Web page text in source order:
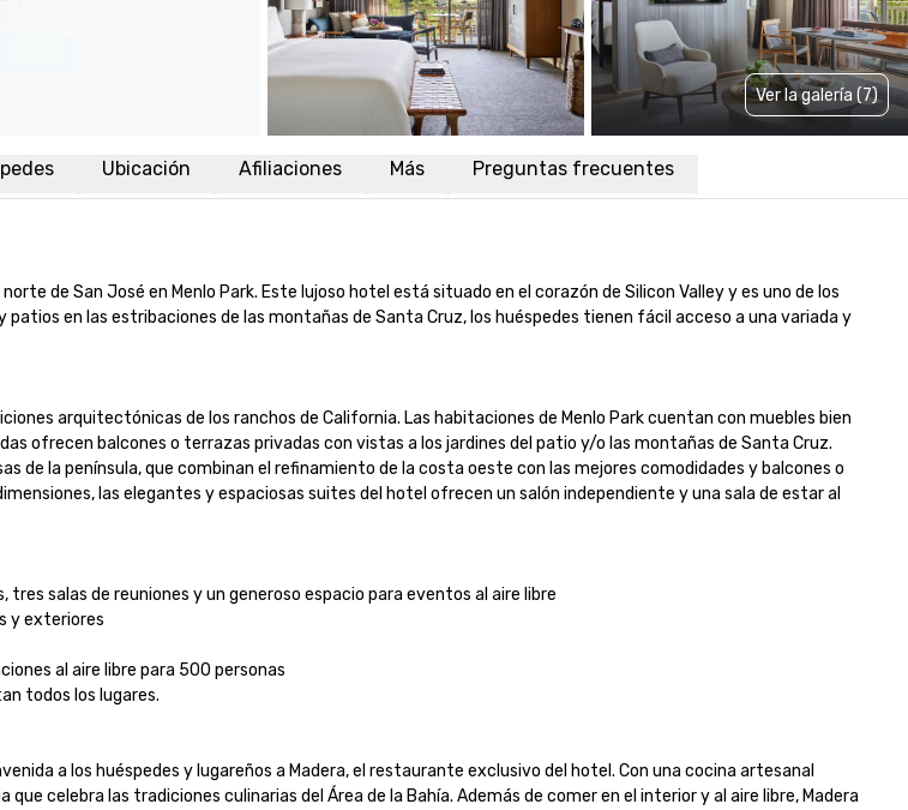
Ver la galería (7)
Ubicación Afiliaciones Más Preguntas frecuentes
de San José en Menlo Park. Este lujoso hotel está situado en el corazón de Silicon Valley y es uno de los
en las estribaciones de las montañas de Santa Cruz, los huéspedes tienen fácil acceso a una variada y
arquitectónicas de los ranchos de California. Las habitaciones de Menlo Park cuentan con muebles bien
ofrecen balcones o terrazas privadas con vistas a los jardines del patio y/o las montañas de Santa Cruz.
de la península, que combinan el refinamiento de la costa oeste con las mejores comodidades y balcones o
las elegantes y espaciosas suites del hotel ofrecen un salón independiente y una sala de estar al
salas de reuniones y un generoso espacio para eventos al aire libre
y exteriores
al aire libre para 500 personas
todos los lugares.
a los huéspedes y lugareños a Madera, el restaurante exclusivo del hotel. Con una cocina artesanal
celebra las tradiciones culinarias del Área de la Bahía. Además de comer en el interior y al aire libre, Madera